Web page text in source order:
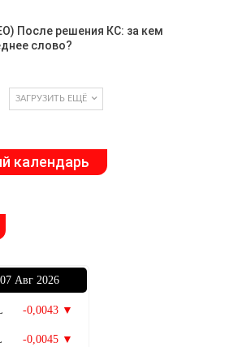
После решения КС: за кем
слово?
ЗАГРУЗИТЬ ЕЩЁ
календарь
Авг 2026
-0,0043 ▼
-0,0045 ▼